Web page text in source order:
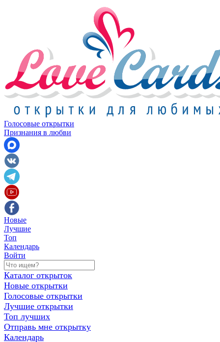
Голосовые открытки
Признания в любви
Новые
Лучшие
Топ
Календарь
Войти
Каталог открыток
Новые открытки
Голосовые открытки
Лучшие открытки
Топ лучших
Отправь мне открытку
Календарь